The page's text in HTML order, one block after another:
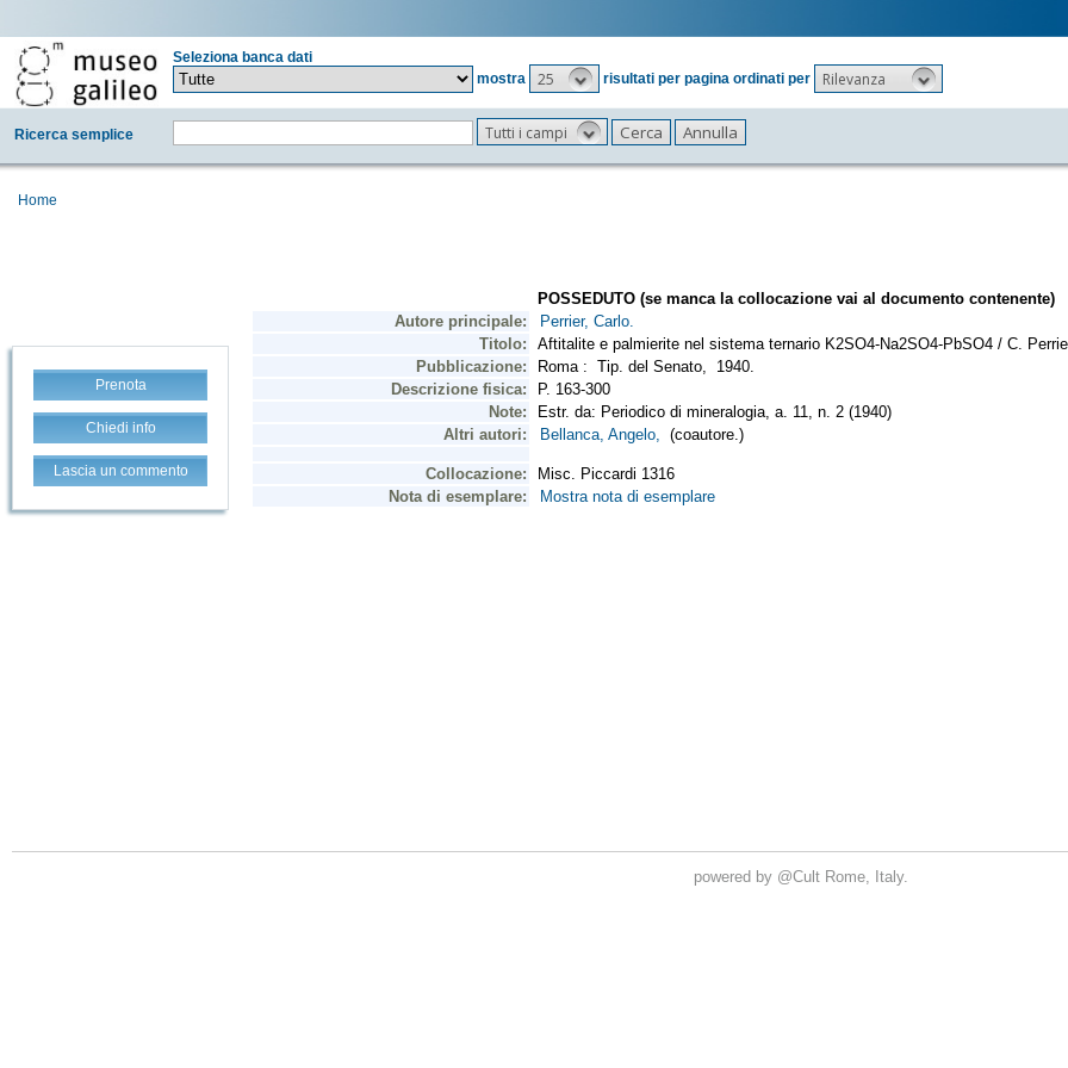
Seleziona banca dati
mostra
25 risultati per pagina ordinati per Rilevanza
Ricerca semplice Tutti i campi
Home
Prenota
Chiedi info
Lascia un commento
powered by @Cult Rome, Italy.